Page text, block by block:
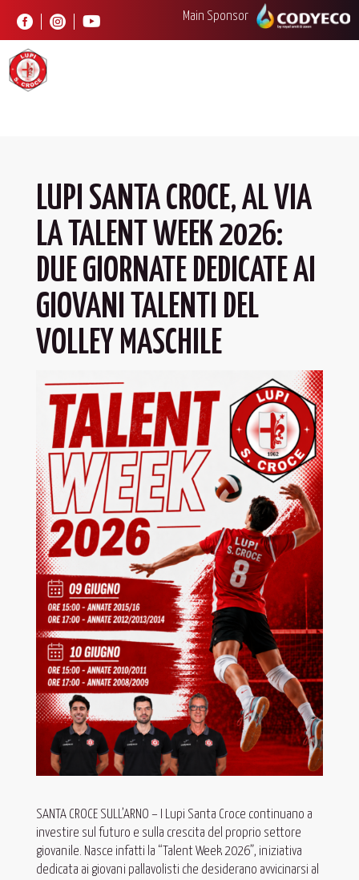
   Main Sponsor
LUPI SANTA CROCE, AL VIA
LA TALENT WEEK 2026:
DUE GIORNATE DEDICATE AI
GIOVANI TALENTI DEL
VOLLEY MASCHILE
SANTA CROCE SULL’ARNO – I Lupi Santa Croce continuano a
investire sul futuro e sulla crescita del proprio settore
giovanile. Nasce infatti la “Talent Week 2026”, iniziativa
dedicata ai giovani pallavolisti che desiderano avvicinarsi al